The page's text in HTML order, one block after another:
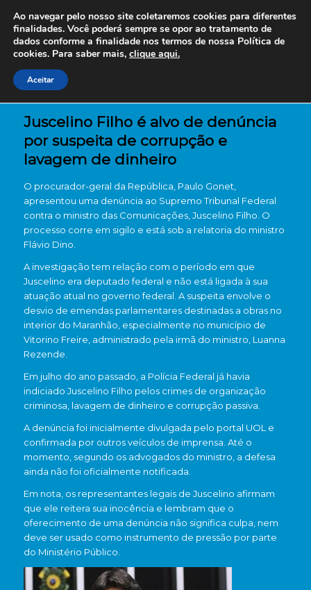
Juscelino Filho é alvo de denúncia
por suspeita de corrupção e
lavagem de dinheiro
O procurador-geral da República, Paulo Gonet,
apresentou uma denúncia ao Supremo Tribunal Federal
contra o ministro das Comunicações, Juscelino Filho. O
processo corre em sigilo e está sob a relatoria do ministro
Flávio Dino.
A investigação tem relação com o período em que
Juscelino era deputado federal e não está ligada à sua
atuação atual no governo federal. A suspeita envolve o
desvio de emendas parlamentares destinadas a obras no
interior do Maranhão, especialmente no município de
Vitorino Freire, administrado pela irmã do ministro, Luanna
Rezende.
Em julho do ano passado, a Polícia Federal já havia
indiciado Juscelino Filho pelos crimes de organização
criminosa, lavagem de dinheiro e corrupção passiva.
A denúncia foi inicialmente divulgada pelo portal UOL e
confirmada por outros veículos de imprensa. Até o
momento, segundo os advogados do ministro, a defesa
ainda não foi oficialmente notificada.
Em nota, os representantes legais de Juscelino afirmam
que ele reitera sua inocência e lembram que o
oferecimento de uma denúncia não significa culpa, nem
deve ser usado como instrumento de pressão por parte
do Ministério Público.
Ao navegar pelo nosso site coletaremos cookies para diferentes
finalidades. Você poderá sempre se opor ao tratamento de
dados conforme a finalidade nos termos de nossa Política de
cookies. Para saber mais, clique aqui.
Aceitar